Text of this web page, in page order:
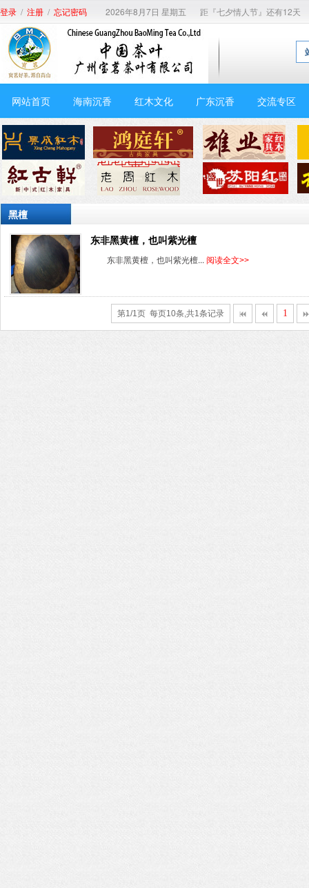
登录 / 注册 / 忘记密码 2026年8月7日 星期五 距『七夕情人节』还有12天
网站首页 海南沉香 红木文化 广东沉香 交流专区
黑檀
东非黑黄檀，也叫紫光檀
东非黑黄檀，也叫紫光檀... 阅读全文>>
第1/1页 每页10条,共1条记录 1